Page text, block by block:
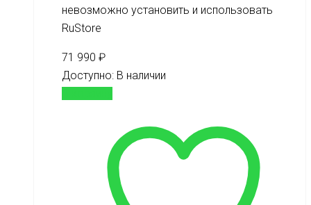
невозможно установить и использовать
RuStore
71 990 ₽
Доступно: В наличии